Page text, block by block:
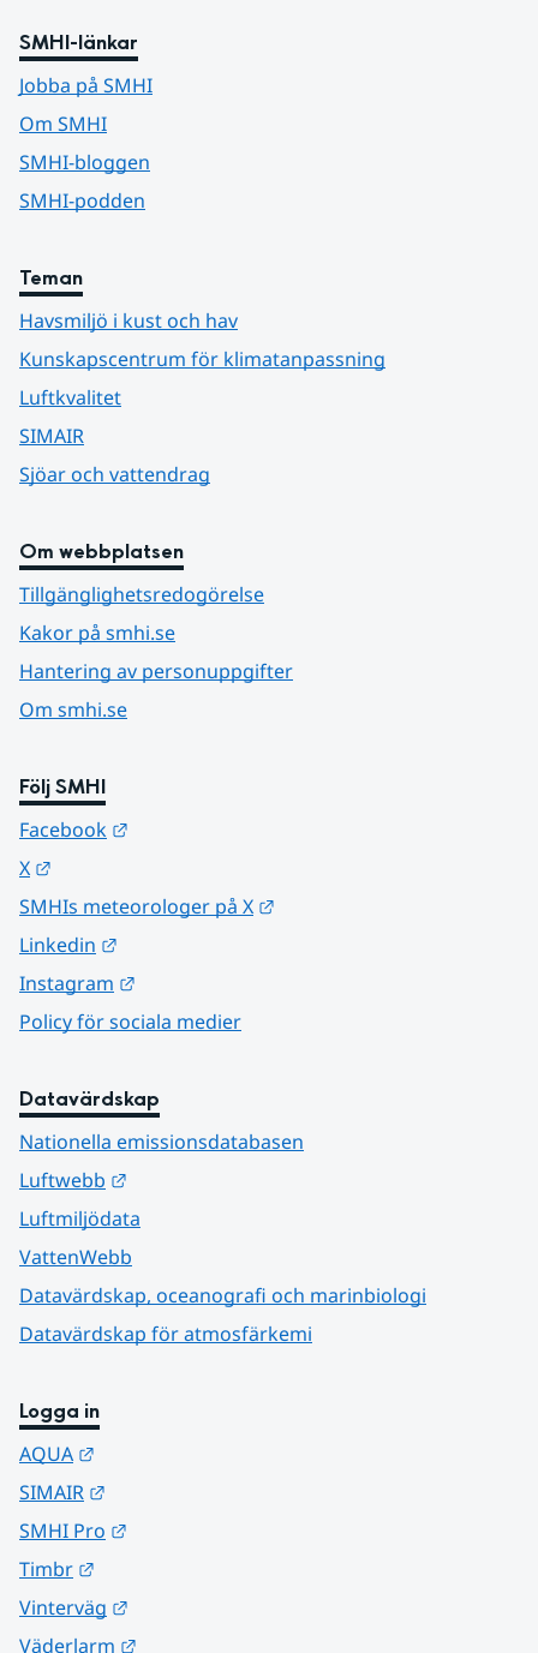
SMHI-länkar
Jobba på SMHI
Om SMHI
SMHI-bloggen
SMHI-podden
Teman
Havsmiljö i kust och hav
Kunskapscentrum för klimatanpassning
Luftkvalitet
SIMAIR
Sjöar och vattendrag
Om webbplatsen
Tillgänglighetsredogörelse
Kakor på smhi.se
Hantering av personuppgifter
Om smhi.se
Följ SMHI
Facebook
X
SMHIs meteorologer på X
Linkedin
Instagram
Policy för sociala medier
Datavärdskap
Nationella emissionsdatabasen
Luftwebb
Luftmiljödata
VattenWebb
Datavärdskap, oceanografi och marinbiologi
Datavärdskap för atmosfärkemi
Logga in
AQUA
SIMAIR
SMHI Pro
Timbr
Vinterväg
Väderlarm